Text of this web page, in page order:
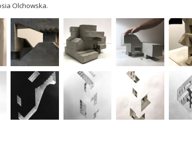
Olchowska.